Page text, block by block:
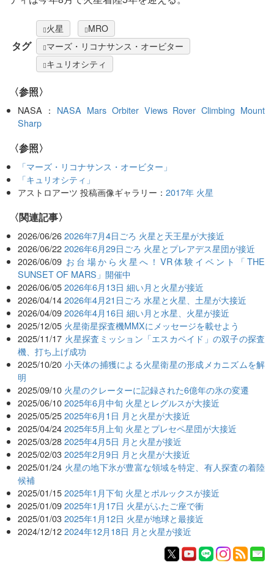
タグ
火星
MRO
マーズ・リコナサンス・オービター
キュリオシティ
〈参照〉
NASA： NASA Mars Orbiter Views Rover Climbing Mount
Sharp
〈参照〉
「マーズ・リコナサンス・オービター」
「キュリオシティ」
アストロアーツ 投稿画像ギャラリー：2017年 火星
関連記事
2026/06/26 2026年7月4日ごろ 火星と天王星が大接近
2026/06/22 2026年6月29日ごろ 火星とプレアデス星団が接近
2026/06/09 お台場から火星へ！VR体験イベント「THE
SUNSET OF MARS」開催中
2026/06/05 2026年6月13日 細い月と火星が接近
2026/04/14 2026年4月21日ごろ 水星と火星、土星が大接近
2026/04/09 2026年4月16日 細い月と水星、火星が接近
2025/12/05 火星衛星探査機MMXにメッセージを載せよう
2025/11/17 火星探査ミッション「エスカペイド」の双子の探査
機、打ち上げ成功
2025/10/20 小天体の捕獲による火星衛星の形成メカニズムを解
明
2025/09/10 火星のクレーターに記録された6億年の氷の変遷
2025/06/10 2025年6月中旬 火星とレグルスが大接近
2025/05/25 2025年6月1日 月と火星が大接近
2025/04/24 2025年5月上旬 火星とプレセペ星団が大接近
2025/03/28 2025年4月5日 月と火星が接近
2025/02/03 2025年2月9日 月と火星が大接近
2025/01/24 火星の地下氷が豊富な領域を特定、有人探査の着陸
候補
2025/01/15 2025年1月下旬 火星とポルックスが接近
2025/01/09 2025年1月17日 火星がふたご座で衝
2025/01/03 2025年1月12日 火星が地球と最接近
2024/12/12 2024年12月18日 月と火星が接近